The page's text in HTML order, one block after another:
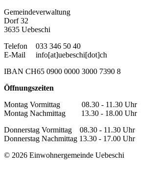
Gemeindeverwaltung
Dorf 32
3635 Uebeschi
Telefon
033 346 50 40
E-Mail
info[at]uebeschi[dot]ch
IBAN CH65 0900 0000 3000 7390 8
Öffnungszeiten
Montag Vormittag 08.30 - 11.30 Uhr
Montag Nachmittag 13.30 - 18.00 Uhr
Donnerstag Vormittag 08.30 - 11.30 Uhr
Donnerstag Nachmittag 13.30 - 17.00 Uhr
© 2026 Einwohnergemeinde Uebeschi